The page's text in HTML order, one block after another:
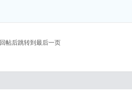
回帖后跳转到最后一页